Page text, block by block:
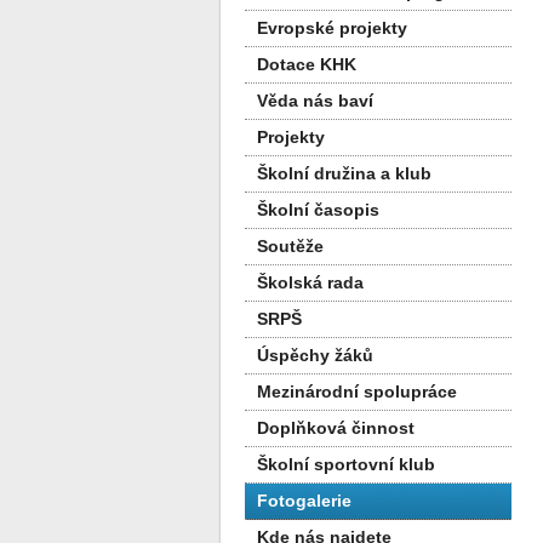
Evropské projekty
Dotace KHK
Věda nás baví
Projekty
Školní družina a klub
Školní časopis
Soutěže
Školská rada
SRPŠ
Úspěchy žáků
Mezinárodní spolupráce
Doplňková činnost
Školní sportovní klub
Fotogalerie
Kde nás najdete